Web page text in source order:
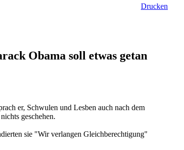
Drucken
Obama soll etwas getan
er, Schwulen und Lesben auch nach dem
geschehen.
sie "Wir verlangen Gleichberechtigung"